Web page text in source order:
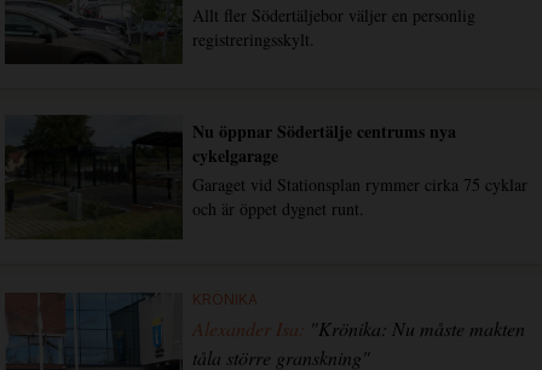
Allt fler Södertäljebor väljer en personlig
registreringsskylt.
Nu öppnar Södertälje centrums nya
cykelgarage
Garaget vid Stationsplan rymmer cirka 75 cyklar
och är öppet dygnet runt.
KRÖNIKA
Alexander Isa: "Krönika: Nu måste makten
tåla större granskning"